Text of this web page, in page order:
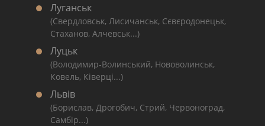
Луганськ
(Свердловськ, Лисичанськ, Сєвєродонецьк,
Стаханов, Алчевськ...)
Луцьк
(Володимир-Волинський, Нововолинськ,
Ковель, Ківерці...)
Львів
(Борислав, Дрогобич, Стрий, Червоноград,
Самбір...)